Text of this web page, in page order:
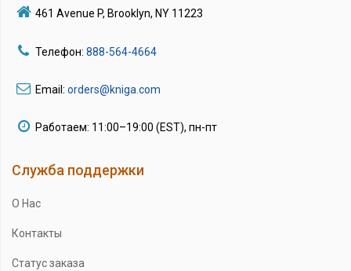
461 Avenue P, Brooklyn, NY 11223
Телефон: 888-564-4664
Email: orders@kniga.com
Работаем: 11:00–19:00 (EST), пн-пт
Служба поддержки
О Нас
Контакты
Статус заказа